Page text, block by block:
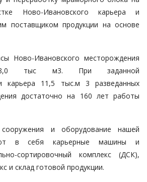
Ново-Ивановского карьера и
поставщиком продукции на основе
Ново-Ивановского месторождения
тыс м3. При заданной
карьера 11,5 тыс.м 3 разведанных
достаточно на 160 лет работы
сооружения и оборудование нашей
в себя карьерные машины и
сортировочный комплекс (ДСК),
и склад готовой продукции.